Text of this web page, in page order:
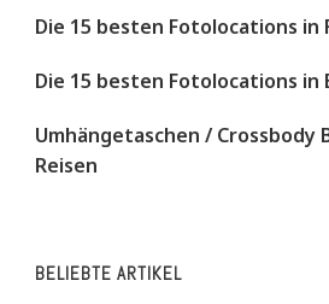
Die 15 besten Fotolocations in
Die 15 besten Fotolocations in
Umhängetaschen / Crossbody
Reisen
BELIEBTE ARTIKEL